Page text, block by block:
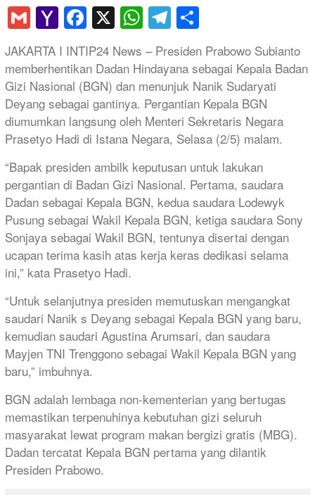
GmailYahoo
Mail
Facebook
X WhatsApp
Telegram
JAKARTA I INTIP24 News – Presiden Prabowo Subianto
memberhentikan Dadan Hindayana sebagai Kepala Badan
Gizi Nasional (BGN) dan menunjuk Nanik Sudaryati
Deyang sebagai gantinya. Pergantian Kepala BGN
diumumkan langsung oleh Menteri Sekretaris Negara
Prasetyo Hadi di Istana Negara, Selasa (2/5) malam.
“Bapak presiden ambilk keputusan untuk lakukan
pergantian di Badan Gizi Nasional. Pertama, saudara
Dadan sebagai Kepala BGN, kedua saudara Lodewyk
Pusung sebagai Wakil Kepala BGN, ketiga saudara Sony
Sonjaya sebagai Wakil BGN, tentunya disertai dengan
ucapan terima kasih atas kerja keras dedikasi selama
ini,” kata Prasetyo Hadi.
“Untuk selanjutnya presiden memutuskan mengangkat
saudari Nanik s Deyang sebagai Kepala BGN yang baru,
kemudian saudari Agustina Arumsari, dan saudara
Mayjen TNI Trenggono sebagai Wakil Kepala BGN yang
baru,” imbuhnya.
BGN adalah lembaga non-kementerian yang bertugas
memastikan terpenuhinya kebutuhan gizi seluruh
masyarakat lewat program makan bergizi gratis (MBG).
Dadan tercatat Kepala BGN pertama yang dilantik
Presiden Prabowo.